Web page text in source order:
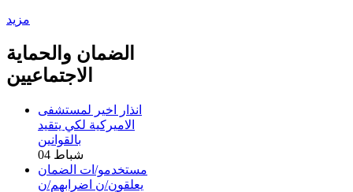
مزيد
الضمان والحماية
الاجتماعيين
انذار اخير لمستشفى
الاميركية لكي يتقيد
بالقوانين
04 شباط
مستخدمو/ات الضمان
يعلقون/ن اضرابهم/ن